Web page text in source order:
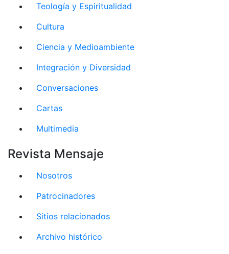
Teología y Espiritualidad
Cultura
Ciencia y Medioambiente
Integración y Diversidad
Conversaciones
Cartas
Multimedia
Revista Mensaje
Nosotros
Patrocinadores
Sitios relacionados
Archivo histórico